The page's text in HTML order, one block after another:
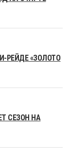
РЕЙДЕ «ЗОЛОТО
СЕЗОН НА